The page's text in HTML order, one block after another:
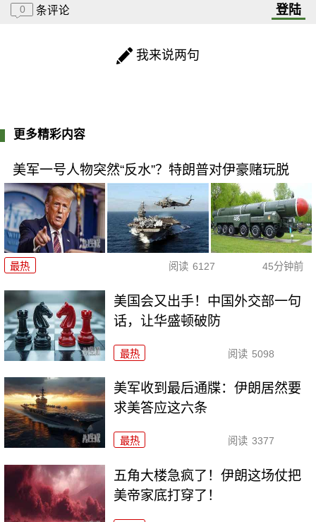
0 条评论 登陆
我来说两句
更多精彩内容
美军一号人物突然“反水”？特朗普对伊豪赌玩脱
最热 阅读 6127 45分钟前
美国会又出手！中国外交部一句
话，让华盛顿破防
最热 阅读 5098
美军收到最后通牒：伊朗居然要
求美答应这六条
最热 阅读 3377
五角大楼急疯了！伊朗这场仗把
美帝家底打穿了！